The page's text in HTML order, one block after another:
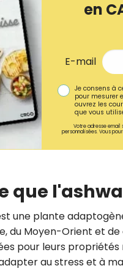
en
E-mail
Je consens à
pour mesurer
ouvrez les
que vous
Votre adresse email
personnalisées. Vous
que
une plante
du Moyen-Orient et
pour leurs
au stress et à